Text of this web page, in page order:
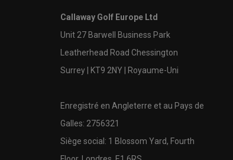
Callaway Golf Europe Ltd
Unit 27 Barwell Business Park
Leatherhead Road Chessington
Surrey | KT9 2NY | Royaume-Uni
Enregistré en Angleterre et au Pays de
Galles: 2756321
Siège social: 1 Blossom Yard, Fourth